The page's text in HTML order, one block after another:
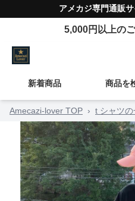
アメカジ専門通販サ
5,000円以上の
新着商品 商品を
Amecazi-lover TOP › t シャツの